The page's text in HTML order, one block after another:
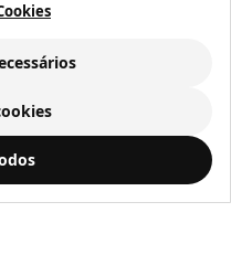
Touch Screen LIVE - 110v
1999 - 2026 | CRIDON
07.686.203/0001-22
SP - socd@socd.com.br